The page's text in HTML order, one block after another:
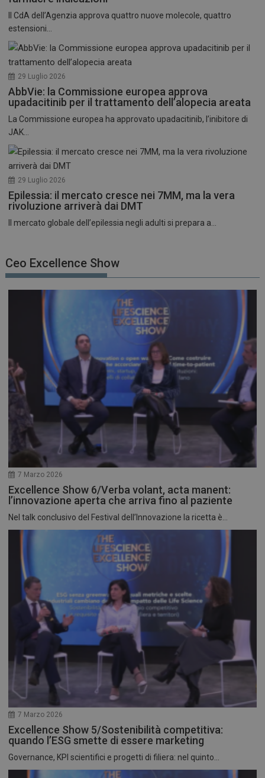
Il CdA dell’Agenzia approva quattro nuove molecole, quattro
estensioni...
29 Luglio 2026
AbbVie: la Commissione europea approva
upadacitinib per il trattamento dell’alopecia areata
La Commissione europea ha approvato upadacitinib, l’inibitore di
JAK...
29 Luglio 2026
Epilessia: il mercato cresce nei 7MM, ma la vera
rivoluzione arriverà dai DMT
Il mercato globale dell’epilessia negli adulti si prepara a...
Ceo Excellence Show
7 Marzo 2026
Excellence Show 6/Verba volant, acta manent:
l’innovazione aperta che arriva fino al paziente
Nel talk conclusivo del Festival dell’Innovazione la ricetta è...
7 Marzo 2026
Excellence Show 5/Sostenibilità competitiva:
quando l’ESG smette di essere marketing
Governance, KPI scientifici e progetti di filiera: nel quinto...